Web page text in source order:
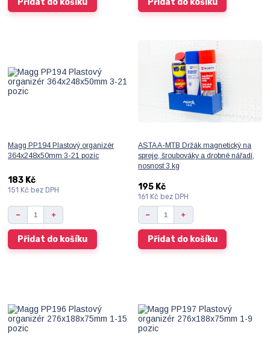
Magg PP194 Plastový organizér
364x248x50mm 3-21 pozic
183 Kč
151 Kč bez DPH
Přidat do košíku
ASTA A-MTB Držák magnetický na
spreje, šroubováky a drobné nářadí,
nosnost 3 kg
195 Kč
161 Kč bez DPH
Přidat do košíku